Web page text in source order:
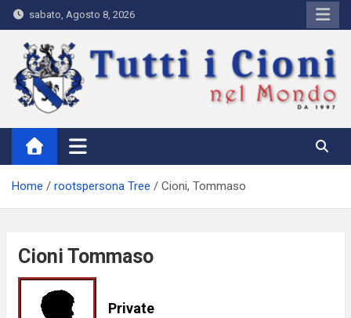
Skip
to
content
sabato, Agosto 8, 2026
Tutti i Cioni nel Mondo
Where Cioni`s come from
Home rootspersona Tree Cioni, Tommaso
Cioni Tommaso
Private